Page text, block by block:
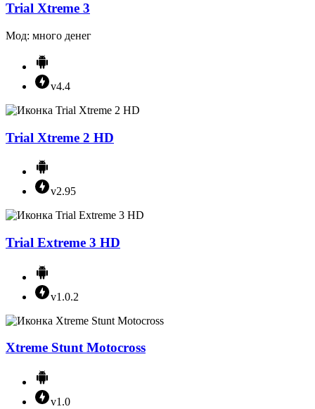
Trial Xtreme 3
Мод: много денег
v4.4
Trial Xtreme 2 HD
v2.95
Trial Extreme 3 HD
v1.0.2
Xtreme Stunt Motocross
v1.0